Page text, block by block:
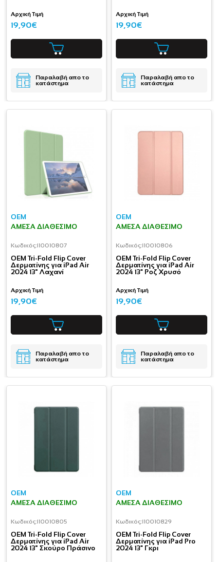
Αρχική Τιμή
19,90€
Παραλαβή απο το
κατάστημα
Αρχική Τιμή
19,90€
Παραλαβή απο το
κατάστημα
OEM
ΆΜΕΣΑ ΔΙΑΘΈΣΙΜΟ
Κωδικός:I10010807
OEM Tri-Fold Flip Cover
Δερματίνης για iPad Air
2024 13" Λαχανί
Αρχική Τιμή
19,90€
Παραλαβή απο το
κατάστημα
OEM
ΆΜΕΣΑ ΔΙΑΘΈΣΙΜΟ
Κωδικός:I10010806
OEM Tri-Fold Flip Cover
Δερματίνης για iPad Air
2024 13" Ροζ Χρυσό
Αρχική Τιμή
19,90€
Παραλαβή απο το
κατάστημα
OEM
ΆΜΕΣΑ ΔΙΑΘΈΣΙΜΟ
Κωδικός:I10010805
OEM Tri-Fold Flip Cover
Δερματίνης για iPad Air
2024 13" Σκούρο Πράσινο
OEM
ΆΜΕΣΑ ΔΙΑΘΈΣΙΜΟ
Κωδικός:I10010829
OEM Tri-Fold Flip Cover
Δερματίνης για iPad Pro
2024 13" Γκρι